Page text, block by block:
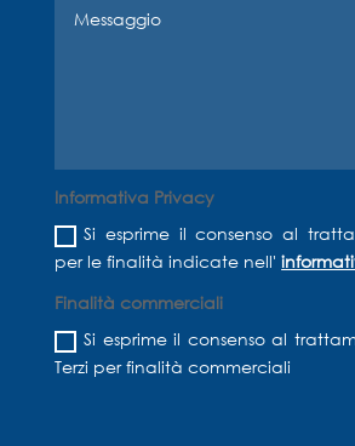
Informativa Privacy
Si esprime il consenso al
per le finalità indicate nell'
Finalità commerciali
Si esprime il consenso al
Terzi per finalità commerciali